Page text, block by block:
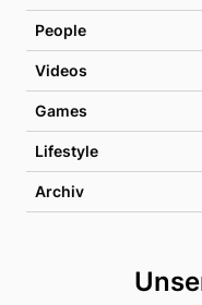
People
Videos
Games
Lifestyle
Archiv